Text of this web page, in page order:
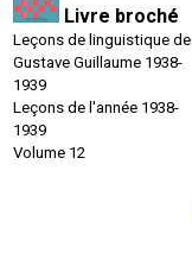
Livre broché
Leçons de linguistique de
Gustave Guillaume 1938-
1939
Leçons de l'année 1938-
1939
Volume 12